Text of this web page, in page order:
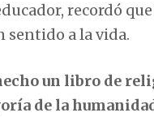
recordó
sentido a la vida.
un libro de
de la